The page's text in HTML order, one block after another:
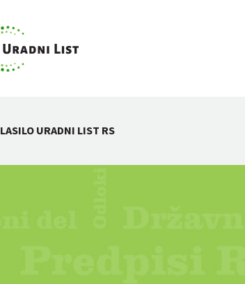
LASILO URADNI LIST RS